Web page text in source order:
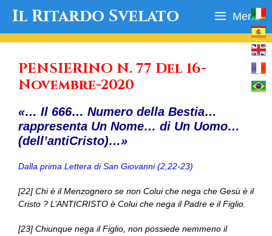
Il Ritardo Svelato Menu
PENSIERINO N. 77 Del 16-
Novembre-2020
«… Il 666… Numero della Bestia…
rappresenta Un Nome… di Un Uomo…
(dell’antiCristo)…»
Dalla prima Lettera di San Giovanni (2,22-23)
[22] Chi è il Menzognero se non Colui che nega che Gesù è il
Cristo ? L’ANTICRISTO è Colui che nega il Padre e il Figlio.
[23] Chiunque nega il Figlio, non possiede nemmeno il